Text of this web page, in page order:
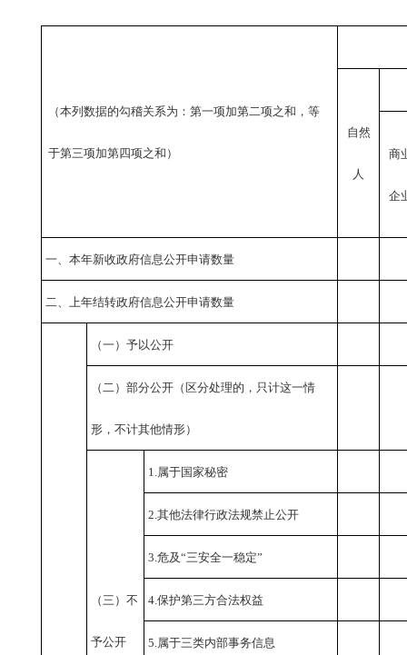
（本列数据的勾稽关系为：第一项加第二项之和，等
于第三项加第四项之和）
自然
人
商
企
一、本年新收政府信息公开申请数量
二、上年结转政府信息公开申请数量
（一）予以公开
（二）部分公开 （区分处理的，只计这一情
形，不计其他情形）
（三）不
予公开
1.属于国家秘密
2.其他法律行政法规禁止公开
3.危及“三安全一稳定”
4.保护第三方合法权益
5.属于三类内部事务信息